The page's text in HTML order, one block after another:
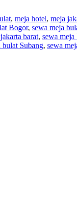
, meja hotel, meja
Bogor, sewa meja
barat, sewa meja
bulat Subang, sewa